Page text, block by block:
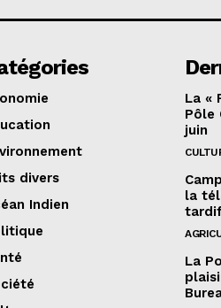
divers
Indien
La «
Pôle
juin
la
La